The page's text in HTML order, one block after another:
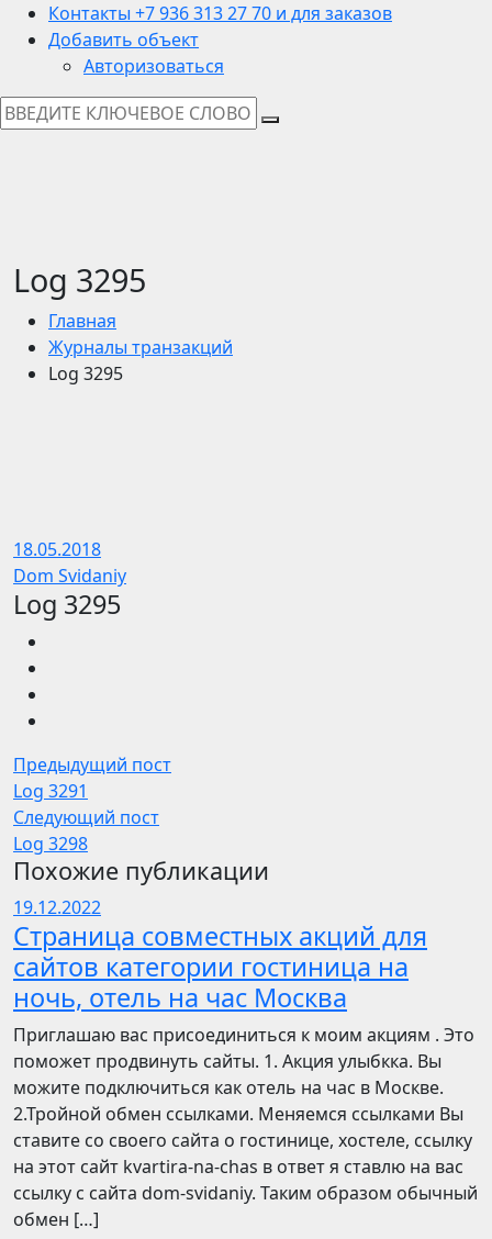
Контакты +7 936 313 27 70 и для заказов
Добавить объект
Авторизоваться
Log 3295
Главная
Журналы транзакций
Log 3295
18.05.2018
Dom Svidaniy
Log 3295
Предыдущий пост
Log 3291
Следующий пост
Log 3298
Похожие публикации
19.12.2022
Страница совместных акций для
сайтов категории гостиница на
ночь, отель на час Москва
Приглашаю вас присоединиться к моим акциям . Это
поможет продвинуть сайты. 1. Акция улыбкка. Вы
можите подключиться как отель на час в Москве.
2.Тройной обмен ссылками. Меняемся ссылками Вы
ставите со своего сайта о гостинице, хостеле, ссылку
на этот сайт kvartira-na-chas в ответ я ставлю на вас
ссылку с сайта dom-svidaniy. Таким образом обычный
обмен […]